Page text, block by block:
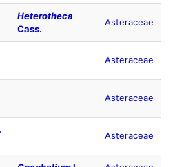
Heterotheca
Cass.
Asteraceae
Asteraceae
Asteraceae
Asteraceae